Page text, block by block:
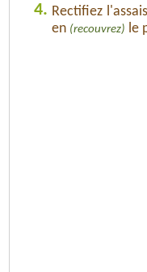
4. Rectifiez
en (recouvrez) le